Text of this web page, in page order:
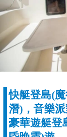
快艇登島(
潛)，音樂
豪華遊艇登